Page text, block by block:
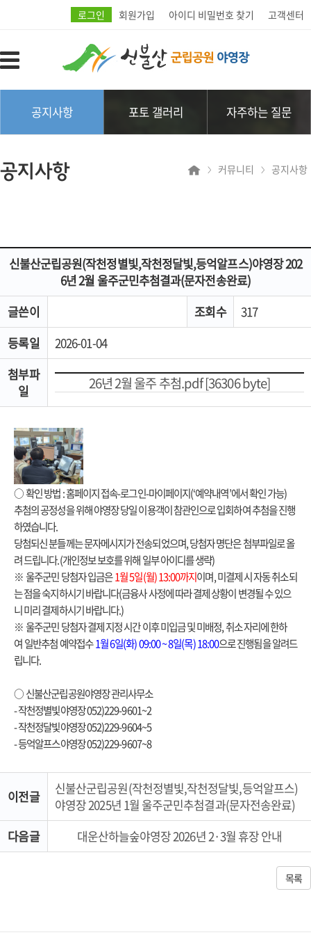
로그인 회원가입 아이디 비밀번호 찾기 고객센터
공지사항 포토 갤러리 자주하는 질문
공지사항 커뮤니티 공지사항
신불산군립공원(작천정별빛,작천정달빛,등억알프스)야영장 202
6년 2월 울주군민추첨결과(문자전송완료)
글쓴이
조회수
317
등록일
2026-01-04
첨부파
일
26년 2월 울주 추첨.pdf [36306 byte]
○확인 방법:홈페이지 접속-로그인-마이페이지(‘예약내역’에서 확인 가능)
추첨의 공정성을 위해 야영장 당일 이용객이 참관인으로 입회하여 추첨을 진행
하였습니다.
당첨되신 분들께는 문자메시지가 전송되었으며,당첨자 명단은 첨부파일로 올
려 드립니다.(개인정보 보호를 위해 일부 아이디를 생략)
※울주군민 당첨자 입금은1월5일(월) 13:00까지이며,미결제 시 자동 취소되
는 점을 숙지하시기 바랍니다(금융사 사정에 따라 결제 상황이 변경될 수 있으
니 미리 결제하시기 바랍니다.)
※울주군민 당첨자 결제 지정 시간 이후 미입금 및 미배정,취소 자리에 한하
여일반추첨 예약접수1월6일(화) 09:00 ~ 8일(목) 18:00으로 진행됨을 알려드
립니다.
○신불산군립공원야영장 관리사무소
-작천정별빛야영장052)229-9601~2
-작천정달빛야영장052)229-9604~5
-등억알프스야영장052)229-9607~8
이전글
신불산군립공원(작천정별빛,작천정달빛,등억알프스)
야영장 2025년 1월 울주군민추첨결과(문자전송완료)
다음글
대운산하늘숲야영장 2026년 2·3월 휴장 안내
목록